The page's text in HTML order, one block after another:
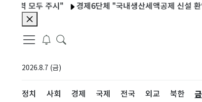
모두 주시" 경제6단체 "국내생산세액공제 신설 환영…세
2026.8.7 (금)
정치 사회 경제 국제 전국 외교 북한